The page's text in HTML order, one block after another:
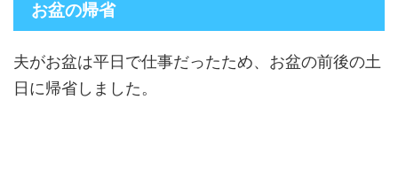
お盆の帰省
夫がお盆は平日で仕事だったため、お盆の前後の土
日に帰省しました。